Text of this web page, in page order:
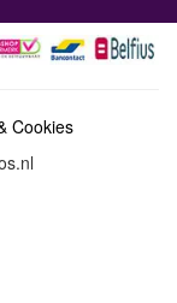
Cookies